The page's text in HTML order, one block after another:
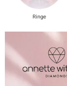
Ringe